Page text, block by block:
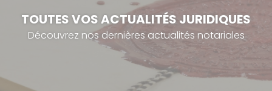
TOUTES VOS ACTUALITÉS JURIDIQUES
Découvrez nos dernières actualités notariales